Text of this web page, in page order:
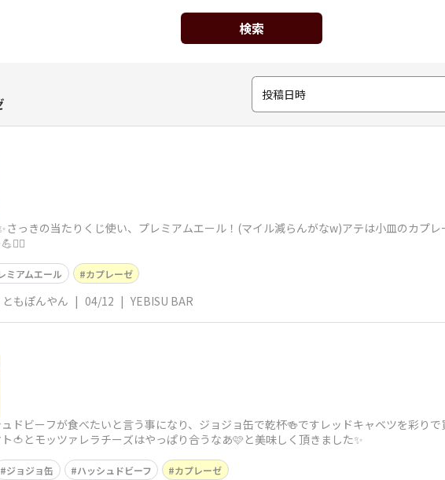
検索
投稿日時
さっきの当たりくじ使い、プレミアムエール！(マイル減らんがなw)アテは小皿のカプ
ミアムエール カプレーゼ
ともぽんやん | 04/12 | YEBISU BAR
ドビーフが食べたいと言う事になり、ジョジョ缶で乾杯🍻ですレッドキャベツを彩り
🍅とモッツァレラチーズはやっぱり合うなあ🩷と美味しく頂きました✨
ジョジョ缶 ハッシュドビーフ カプレーゼ